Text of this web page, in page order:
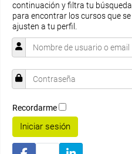
continuación y filtra tu búsqueda
para encontrar los cursos que se
ajusten a tu perfil.
Recordarme
Iniciar sesión